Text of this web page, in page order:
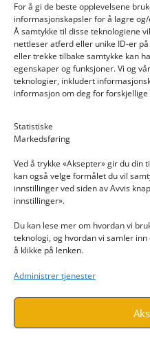
For å gi de beste opplevelsene
informasjonskapsler for å lagre
Å samtykke til disse teknologiene
nettleser atferd eller unike ID-er
eller trekke tilbake samtykke kan
egenskaper og funksjoner. Vi og
teknologier, inkludert
informasjon om deg for
Statistiske
Markedsføring
Ved å trykke «Aksepter» gir du din
kan også velge formålet du vil
innstillinger ved siden av Avvis
innstillinger».
Du kan lese mer om hvordan vi
teknologi, og hvordan vi samler
å klikke på lenken.
Administrer tjenester